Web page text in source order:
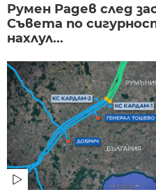
Румен Радев след
Съвета по
нахлул...